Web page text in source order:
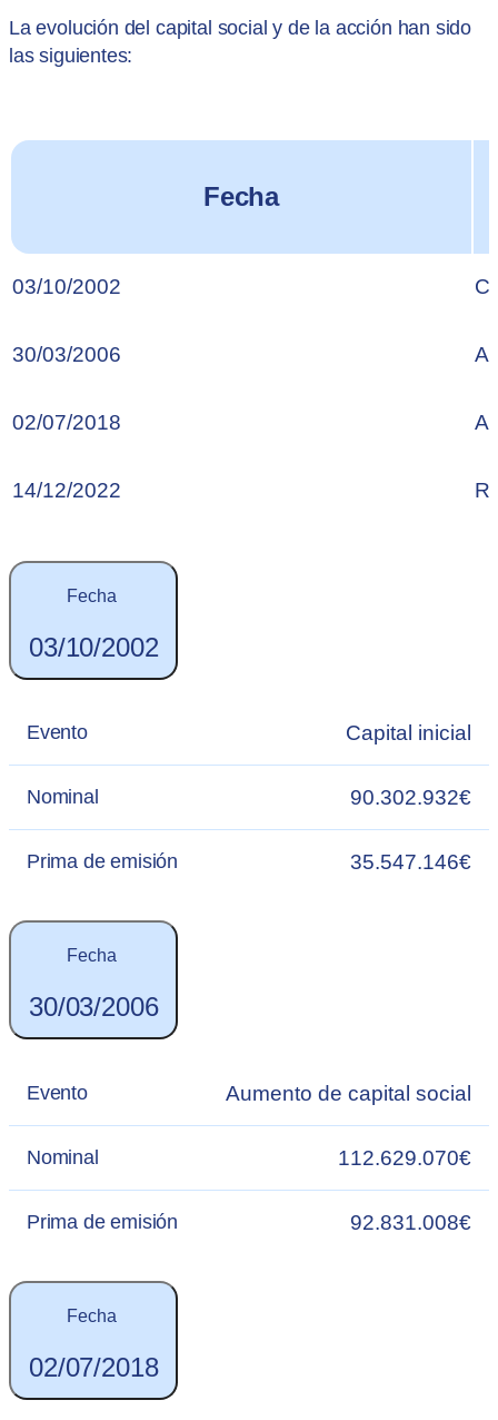
La evolución del capital social y de la acción han sido
las siguientes:
Fecha
03/10/2002
30/03/2006
02/07/2018
14/12/2022
Fecha
03/10/2002
Evento Capital inicial
Nominal 90.302.932€
Prima de emisión 35.547.146€
Fecha
30/03/2006
Evento Aumento de capital social
Nominal 112.629.070€
Prima de emisión 92.831.008€
Fecha
02/07/2018